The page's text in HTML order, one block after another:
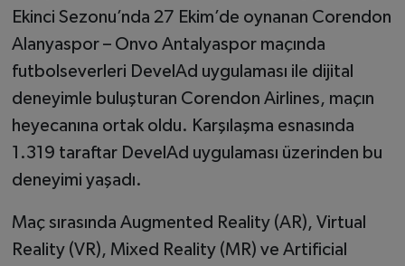
Ekinci Sezonu’nda 27 Ekim’de oynanan Corendon
Alanyaspor – Onvo Antalyaspor maçında
futbolseverleri DevelAd uygulaması ile dijital
deneyimle buluşturan Corendon Airlines, maçın
heyecanına ortak oldu. Karşılaşma esnasında
1.319 taraftar DevelAd uygulaması üzerinden bu
deneyimi yaşadı.
Maç sırasında Augmented Reality (AR), Virtual
Reality (VR), Mixed Reality (MR) ve Artificial